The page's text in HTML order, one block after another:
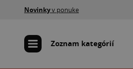
Novinkyv ponuke
Zoznam kategórií